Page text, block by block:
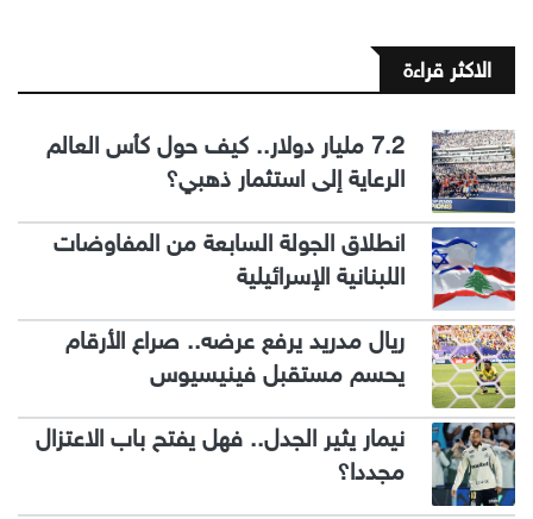
الاكثر قراءة
7.2 مليار دولار.. كيف حول كأس العالم
الرعاية إلى استثمار ذهبي؟
انطلاق الجولة السابعة من المفاوضات
اللبنانية الإسرائيلية
ريال مدريد يرفع عرضه.. صراع الأرقام
يحسم مستقبل فينيسيوس
نيمار يثير الجدل.. فهل يفتح باب الاعتزال
مجددا؟